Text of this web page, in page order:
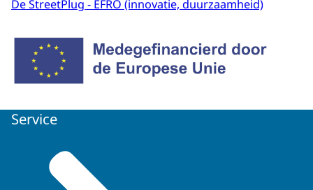
De StreetPlug - EFRO (innovatie, duurzaamheid)
Service